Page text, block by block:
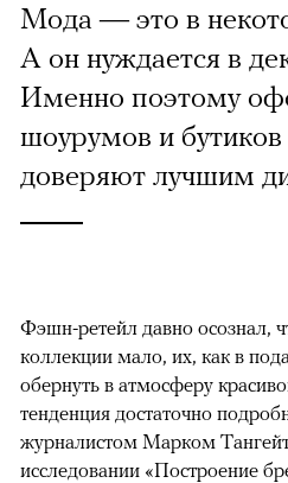
Мода — это в
А он нуждается в
Именно поэтому
шоурумов и
доверяют лучшим
Фэшн-ретейл давно осознал,
коллекции мало, их, как в
обернуть в атмосферу
тенденция достаточно
журналистом Марком
исследовании «Построение